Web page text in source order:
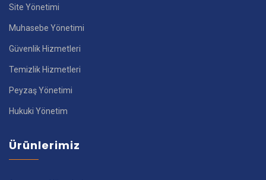
Site Yönetimi
Muhasebe Yönetimi
Güvenlik Hizmetleri
Temizlik Hizmetleri
Peyzaş Yönetimi
Hukuki Yönetim
Ürünlerimiz